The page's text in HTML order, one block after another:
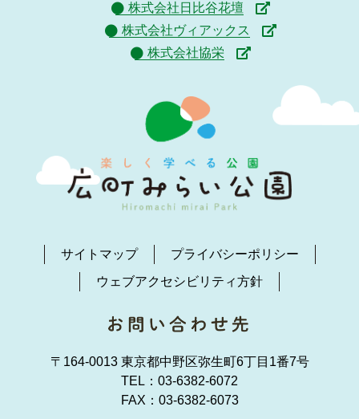
株式会社日比谷花壇
株式会社ヴィアックス
株式会社協栄
サイトマップ
プライバシーポリシー
ウェブアクセシビリティ方針
〒164-0013 東京都中野区弥生町6丁目1番7号
TEL： 03-6382-6072
FAX：03-6382-6073